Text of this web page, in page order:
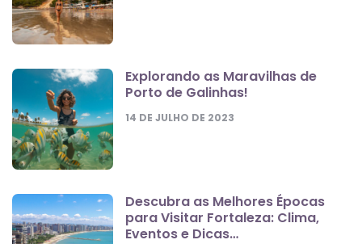
Explorando as Maravilhas de
Porto de Galinhas!
14 DE JULHO DE 2023
Descubra as Melhores Épocas
para Visitar Fortaleza: Clima,
Eventos e Dicas…